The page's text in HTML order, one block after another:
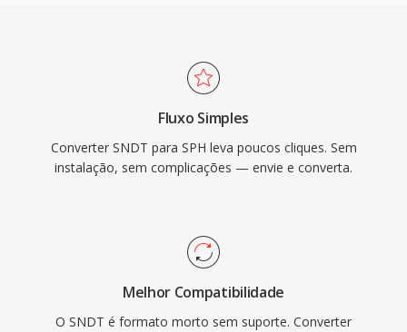
Fluxo Simples
Converter SNDT para SPH leva poucos cliques. Sem
instalação, sem complicações — envie e converta.
Melhor Compatibilidade
O SNDT é formato morto sem suporte. Converter